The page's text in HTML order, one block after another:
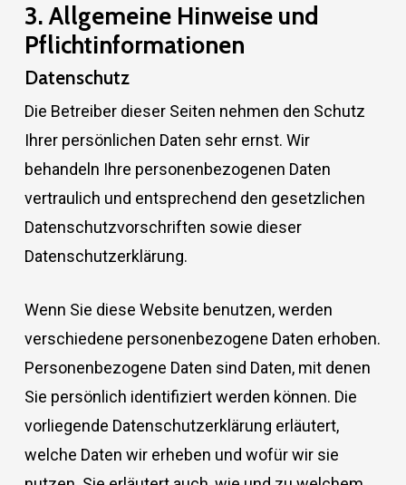
3. Allgemeine Hinweise und
Pflicht­informationen
Datenschutz
Die Betreiber dieser Seiten nehmen den Schutz
Ihrer persönlichen Daten sehr ernst. Wir
behandeln Ihre personenbezogenen Daten
vertraulich und entsprechend den gesetzlichen
Datenschutzvorschriften sowie dieser
Datenschutzerklärung.
Wenn Sie diese Website benutzen, werden
verschiedene personenbezogene Daten erhoben.
Personenbezogene Daten sind Daten, mit denen
Sie persönlich identifiziert werden können. Die
vorliegende Datenschutzerklärung erläutert,
welche Daten wir erheben und wofür wir sie